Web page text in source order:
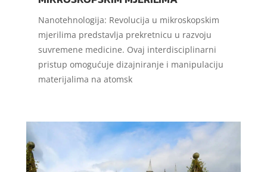
Nanotehnologija: Revolucija u mikroskopskim
mjerilima predstavlja prekretnicu u razvoju
suvremene medicine. Ovaj interdisciplinarni
pristup omogućuje dizajniranje i manipulaciju
materijalima na atomsk